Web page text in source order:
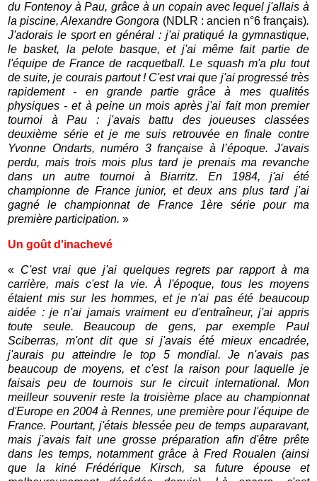
du Fontenoy à Pau, grâce à un copain avec lequel j'allais à
la piscine, Alexandre Gongora (NDLR : ancien n°6 français).
J'adorais le sport en général : j'ai pratiqué la gymnastique,
le basket, la pelote basque, et j'ai même fait partie de
l'équipe de France de racquetball. Le squash m'a plu tout
de suite, je courais partout ! C'est vrai que j'ai progressé très
rapidement - en grande partie grâce à mes qualités
physiques - et à peine un mois après j'ai fait mon premier
tournoi à Pau : j'avais battu des joueuses classées
deuxième série et je me suis retrouvée en finale contre
Yvonne Ondarts, numéro 3 française à l’époque. J'avais
perdu, mais trois mois plus tard je prenais ma revanche
dans un autre tournoi à Biarritz. En 1984, j'ai été
championne de France junior, et deux ans plus tard j'ai
gagné le championnat de France 1ère série pour ma
première participation. »
Un goût d'inachevé
« C'est vrai que j'ai quelques regrets par rapport à ma
carrière, mais c'est la vie. À l'époque, tous les moyens
étaient mis sur les hommes, et je n'ai pas été beaucoup
aidée : je n'ai jamais vraiment eu d'entraîneur, j'ai appris
toute seule. Beaucoup de gens, par exemple Paul
Sciberras, m'ont dit que si j'avais été mieux encadrée,
j'aurais pu atteindre le top 5 mondial. Je n'avais pas
beaucoup de moyens, et c'est la raison pour laquelle je
faisais peu de tournois sur le circuit international. Mon
meilleur souvenir reste la troisième place au championnat
d'Europe en 2004 à Rennes, une première pour l'équipe de
France. Pourtant, j'étais blessée peu de temps auparavant,
mais j'avais fait une grosse préparation afin d'être prête
dans les temps, notamment grâce à Fred Roualen (ainsi
que la kiné Frédérique Kirsch, sa future épouse et